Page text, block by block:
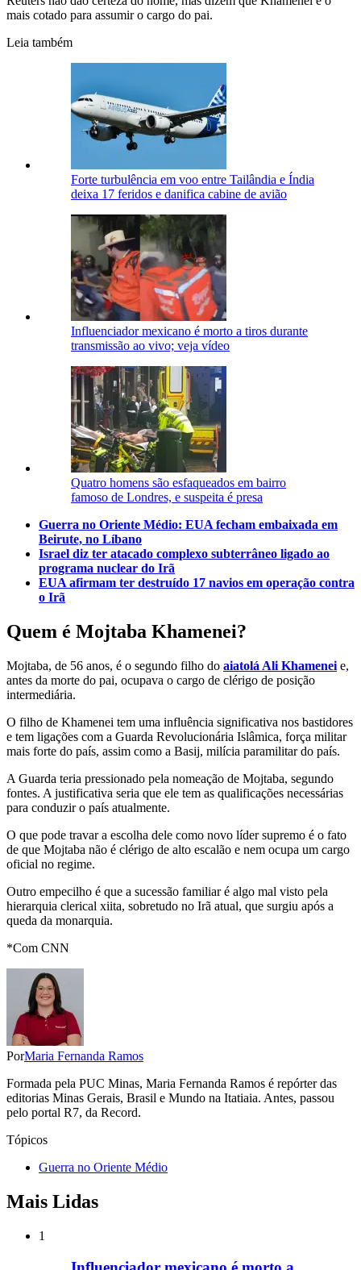
mais cotado para assumir o cargo do pai.
Leia também
Forte turbulência em voo entre Tailândia e Índia
deixa 17 feridos e danifica cabine de avião
Influenciador mexicano é morto a tiros durante
transmissão ao vivo; veja vídeo
Quatro homens são esfaqueados em bairro
famoso de Londres, e suspeita é presa
Guerra no Oriente Médio: EUA fecham embaixada em
Beirute, no Líbano
Israel diz ter atacado complexo subterrâneo ligado ao
programa nuclear do Irã
EUA afirmam ter destruído 17 navios em operação contra
o Irã
Quem é Mojtaba Khamenei?
Mojtaba, de 56 anos, é o segundo filho do aiatolá Ali Khamenei e,
antes da morte do pai, ocupava o cargo de clérigo de posição
intermediária.
O filho de Khamenei tem uma influência significativa nos bastidores
e tem ligações com a Guarda Revolucionária Islâmica, força militar
mais forte do país, assim como a Basij, milícia paramilitar do país.
A Guarda teria pressionado pela nomeação de Mojtaba, segundo
fontes. A justificativa seria que ele tem as qualificações necessárias
para conduzir o país atualmente.
O que pode travar a escolha dele como novo líder supremo é o fato
de que Mojtaba não é clérigo de alto escalão e nem ocupa um cargo
oficial no regime.
Outro empecilho é que a sucessão familiar é algo mal visto pela
hierarquia clerical xiita, sobretudo no Irã atual, que surgiu após a
queda da monarquia.
*Com CNN
PorMaria Fernanda Ramos
Formada pela PUC Minas, Maria Fernanda Ramos é repórter das
editorias Minas Gerais, Brasil e Mundo na Itatiaia. Antes, passou
pelo portal R7, da Record.
Tópicos
Guerra no Oriente Médio
Mais Lidas
1